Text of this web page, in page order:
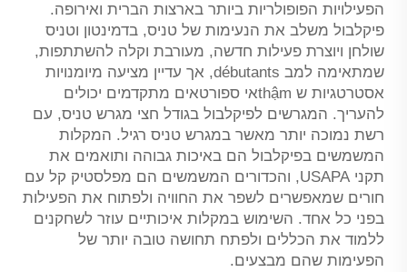
הפעילויות הפופולריות ביותר בארצות הברית ואירופה.
פיקלבול משלב את הנעימות של טניס, בדמינטון וטניס
שולחן ויוצרת פעילות חדשה, מעורבת וקלה להשתתפות,
שמתאימה למב débutants, אך עדיין מציעה מיומנויות
אסטרטגיות ש thậmאי ספורטאים מתקדמים יכולים
להעריך. המגרשים לפיקלבול בגודל חצי מגרש טניס, עם
רשת נמוכה יותר מאשר במגרש טניס רגיל. המקלות
המשמשים בפיקלבול הם באיכות גבוהה ותואמים את
תקני USAPA, והכדורים המשמשים הם מפלסטיק קל עם
חורים שמאפשרים לשפר את החוויה ולפתוח את הפעילות
בפני כל אחד. השימוש במקלות איכותיים עוזר לשחקנים
ללמוד את הכללים ולפתח תחושה טובה יותר של
הפעימות שהם מבצעים.